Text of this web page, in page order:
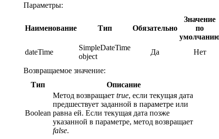
Параметры:
Наименование Тип Обязательно
Значение
по
dateTime
SimpleDateTime
object
Да Нет
Возвращаемое значение:
Тип
Описание
Boolean
Метод возвращает true, если текущая дата
предшествует заданной в параметре или
равна ей. Если текущая дата позже
указанной в параметре, метод возвращает
false.